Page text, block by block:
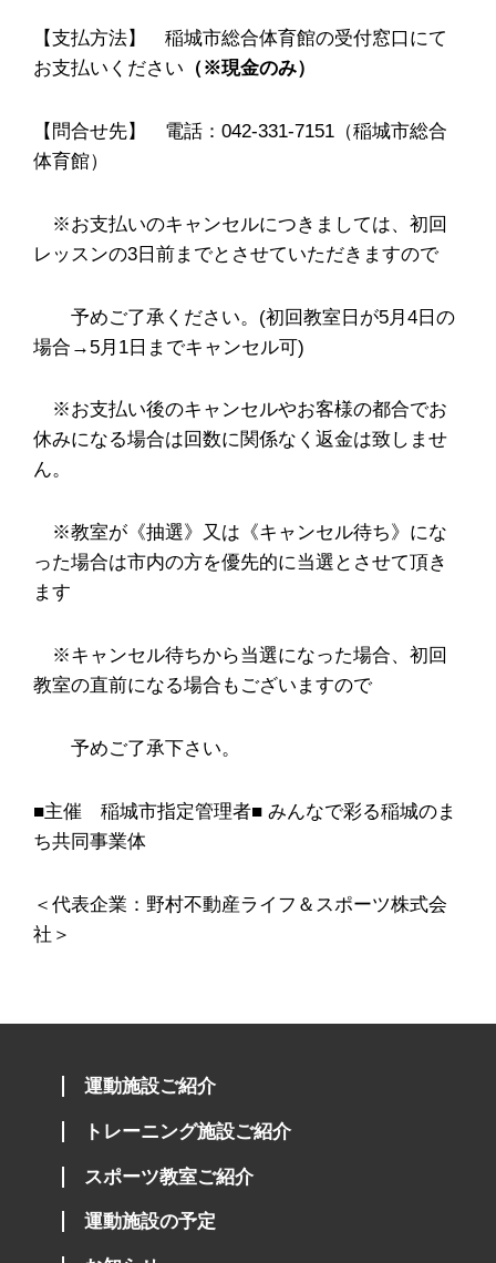
【支払方法】 稲城市総合体育館の受付窓口にて
お支払いください （※現金のみ）
【問合せ先】 電話：042-331-7151（稲城市総合
体育館）
※お支払いのキャンセルにつきましては、初回
レッスンの3日前までとさせていただきますので
予めご了承ください。(初回教室日が5月4日の
場合→5月1日までキャンセル可)
※お支払い後のキャンセルやお客様の都合でお
休みになる場合は回数に関係なく返金は致しませ
ん。
※教室が《抽選》又は《キャンセル待ち》にな
った場合は市内の方を優先的に当選とさせて頂き
ます
※キャンセル待ちから当選になった場合、初回
教室の直前になる場合もございますので
予めご了承下さい。
■主催 稲城市指定管理者■ みんなで彩る稲城のま
ち共同事業体
＜代表企業：野村不動産ライフ＆スポーツ株式会
社＞
運動施設ご紹介
トレーニング施設ご紹介
スポーツ教室ご紹介
運動施設の予定